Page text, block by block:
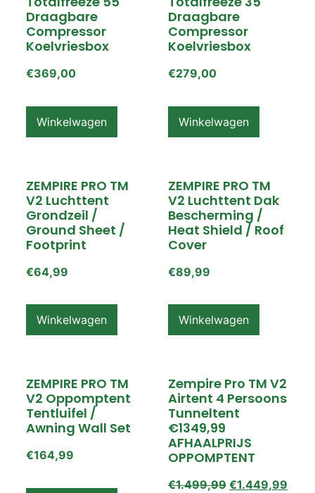
Draagbare
Compressor
Koelvriesbox
€369,00
Winkelwagen
Draagbare
Compressor
Koelvriesbox
€279,00
Winkelwagen
ZEMPIRE PRO TM
V2 Luchttent
Grondzeil /
Ground Sheet /
Footprint
€64,99
Winkelwagen
ZEMPIRE PRO TM
V2 Luchttent Dak
Bescherming /
Heat Shield / Roof
Cover
€89,99
Winkelwagen
ZEMPIRE PRO TM
V2 Oppomptent
Tentluifel /
Awning Wall Set
€164,99
Zempire Pro TM V2
Airtent 4 Persoons
Tunneltent
€1349,99
AFHAALPRIJS
OPPOMPTENT
€1.499,99 €1.449,99